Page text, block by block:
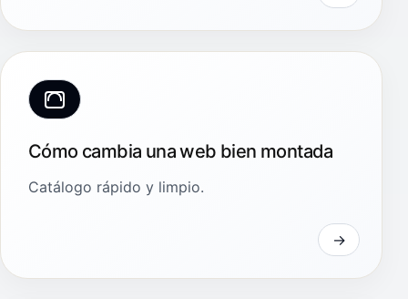
Cómo cambia una web bien montada
Catálogo rápido y limpio.